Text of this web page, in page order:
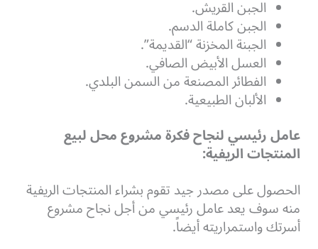
الجبن القريش.
الجبن كاملة الدسم.
الجبنة المخزنة “القديمة”.
العسل الأبيض الصافي.
الفطائر المصنعة من السمن البلدي.
الألبان الطبيعية.
عامل رئيسي لنجاح فكرة مشروع محل لبيع
المنتجات الريفية:
الحصول على مصدر جيد تقوم بشراء المنتجات الريفية
منه سوف يعد عامل رئيسي من أجل نجاح مشروع
أسرتك واستمراريته أيضاً.